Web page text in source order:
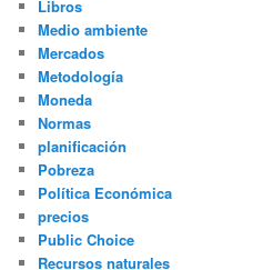
Libros
Medio ambiente
Mercados
Metodología
Moneda
Normas
planificación
Pobreza
Política Económica
precios
Public Choice
Recursos naturales